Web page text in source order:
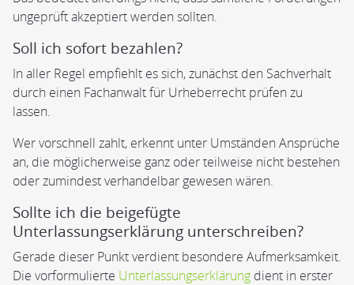
ungeprüft akzeptiert werden sollten.
Soll ich sofort bezahlen?
In aller Regel empfiehlt es sich, zunächst den Sachverhalt
durch einen Fachanwalt für Urheberrecht prüfen zu
lassen.
Wer vorschnell zahlt, erkennt unter Umständen Ansprüche
an, die möglicherweise ganz oder teilweise nicht bestehen
oder zumindest verhandelbar gewesen wären.
Sollte ich die beigefügte
Unterlassungserklärung unterschreiben?
Gerade dieser Punkt verdient besondere Aufmerksamkeit.
Die vorformulierte Unterlassungserklärung dient in erster